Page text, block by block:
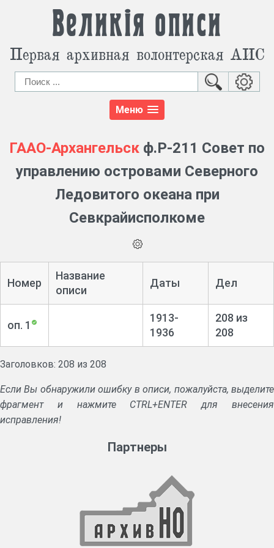
Великія описи
Первая архивная волонтерская АИС
Меню
ГААО-Архангельск ф.Р-211 Совет по
управлению островами Северного
Ледовитого океана при
Севкрайисполкоме
Номер
Название
описи
Даты Дел
оп. 1
1913-
1936
208 из
208
Заголовков: 208 из 208
Если Вы обнаружили ошибку в описи, пожалуйста, выделите
фрагмент и нажмите CTRL+ENTER для внесения
исправления!
Партнеры